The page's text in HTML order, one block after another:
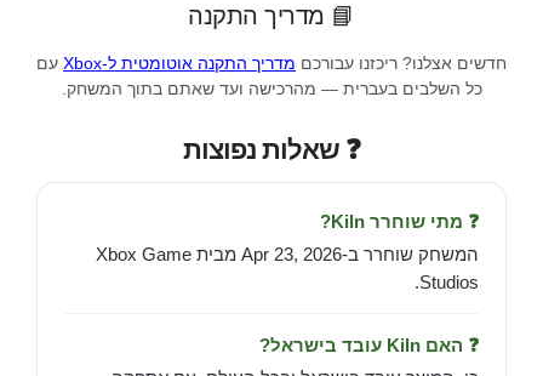
📘 מדריך התקנה
חדשים אצלנו? ריכזנו עבורכם מדריך התקנה אוטומטית ל-Xbox
עם
כל השלבים בעברית — מהרכישה ועד שאתם בתוך המשחק.
❓ שאלות נפוצות
❓ מתי שוחרר Kiln?
המשחק שוחרר ב-Apr 23, 2026 מבית Xbox Game
Studios.
❓ האם Kiln עובד בישראל?